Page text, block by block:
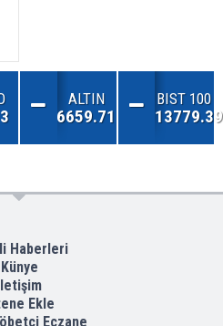
ALTIN
6659.71
BIST 100
13779.39
Haberleri
Künye
Ekle
Eczane